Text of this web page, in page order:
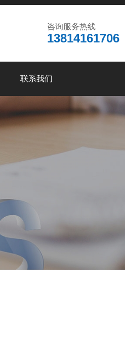
咨询服务热线
13814161706
联系我们